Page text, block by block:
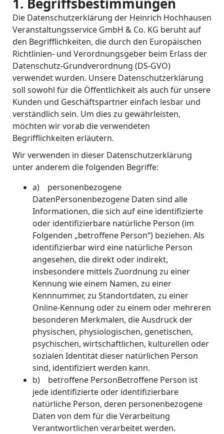
Die Datenschutzerklärung der Heinrich Hochhausen
Veranstaltungsservice GmbH & Co. KG beruht auf
den Begrifflichkeiten, die durch den Europäischen
Richtlinien- und Verordnungsgeber beim Erlass der
Datenschutz-Grundverordnung (DS-GVO)
verwendet wurden. Unsere Datenschutzerklärung
soll sowohl für die Öffentlichkeit als auch für unsere
Kunden und Geschäftspartner einfach lesbar und
verständlich sein. Um dies zu gewährleisten,
möchten wir vorab die verwendeten
Begrifflichkeiten erläutern.
Wir verwenden in dieser Datenschutzerklärung
unter anderem die folgenden Begriffe:
a) personenbezogene
DatenPersonenbezogene Daten sind alle
Informationen, die sich auf eine identifizierte
oder identifizierbare natürliche Person (im
Folgenden „betroffene Person“) beziehen. Als
identifizierbar wird eine natürliche Person
angesehen, die direkt oder indirekt,
insbesondere mittels Zuordnung zu einer
Kennung wie einem Namen, zu einer
Kennnummer, zu Standortdaten, zu einer
Online-Kennung oder zu einem oder mehreren
besonderen Merkmalen, die Ausdruck der
physischen, physiologischen, genetischen,
psychischen, wirtschaftlichen, kulturellen oder
sozialen Identität dieser natürlichen Person
sind, identifiziert werden kann.
b) betroffene PersonBetroffene Person ist
jede identifizierte oder identifizierbare
natürliche Person, deren personenbezogene
Daten von dem für die Verarbeitung
Verantwortlichen verarbeitet werden.